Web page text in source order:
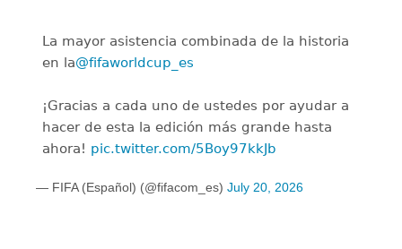
La mayor asistencia combinada de la historia
en la@fifaworldcup_es
¡Gracias a cada uno de ustedes por ayudar a
hacer de esta la edición más grande hasta
ahora! pic.twitter.com/5Boy97kkJb
— FIFA (Español) (@fifacom_es) July 20, 2026